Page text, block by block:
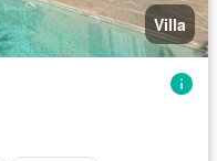
Villa